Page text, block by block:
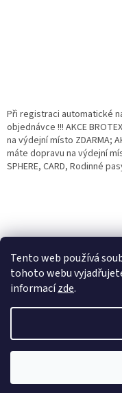
Tento web používá
tohoto webu
informacízde.
nastavená Věrnostní sleva
víc nakoupíte, tím větší
Využít můžete i "Slevové
příjemný nákup u nás
Při registraci automatické
objednávce !!! AKCE
na výdejní místo ZDARMA;
máte dopravu na výdejní
SPHERE, CARD, Rodinné
Copyright 2026